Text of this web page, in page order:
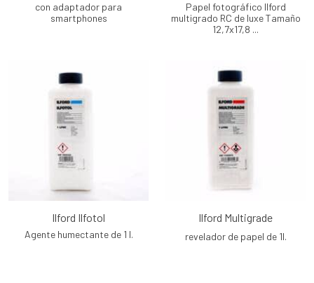
con adaptador para
smartphones
Papel fotográfico Ilford
multigrado RC de luxe Tamaño
12,7x17,8 ...
Ilford Ilfotol
Agente humectante de 1 l.
Ilford Multigrade
revelador de papel de 1l.